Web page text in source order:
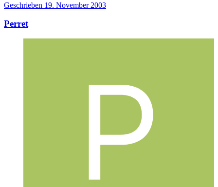
Geschrieben 19. November 2003
Perret